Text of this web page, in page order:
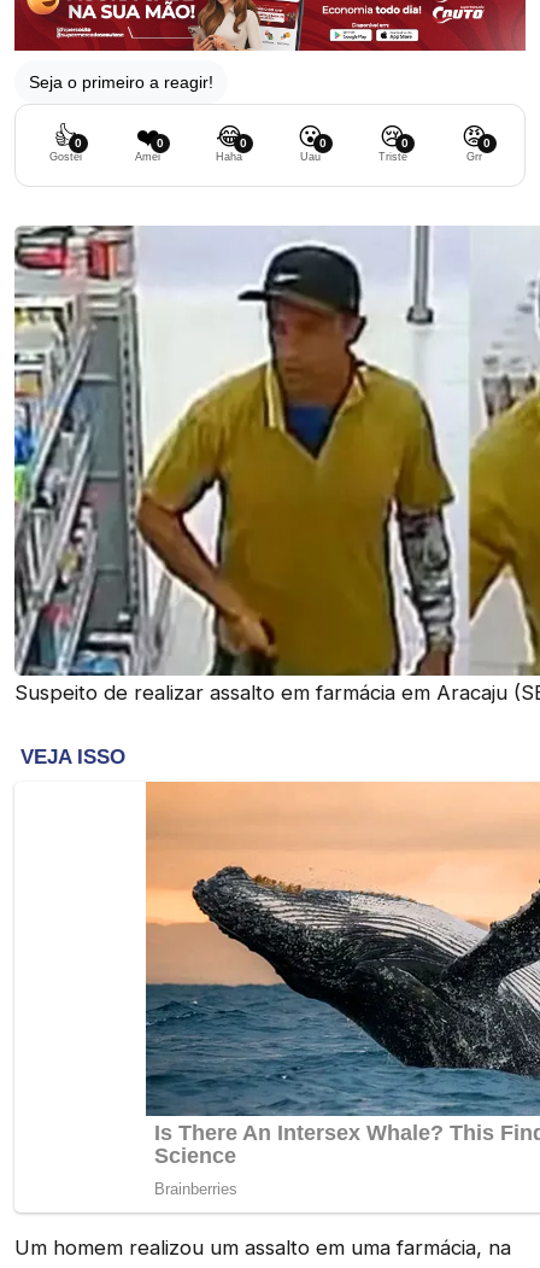
Seja o primeiro a reagir!
👍0
Gostei
❤️0
Amei
😂0
Haha
😮0
Uau
😢0
Triste
😡0
Grr
Suspeito de realizar assalto em farmácia em Aracaju
Um homem realizou um assalto em uma farmácia, na